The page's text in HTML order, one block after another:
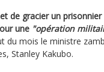
de gracier un prisonnier
une "opération
du mois le ministre
Stanley Kakubo.